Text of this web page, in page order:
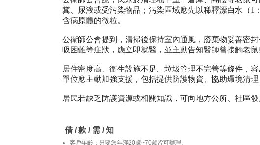
糞、尿液或受污染物品；污染區域應先以稀釋漂白水（
含病原體的微粒。
公衛師公會提到，清掃後保持室內通風，廢棄物妥善密
吸困難等症狀，應立即就醫，並主動告知醫師曾接觸老鼠
居住密度高、衛生設施不足、垃圾管理不完善等條件，
單位應主動加強支援，包括提供防護物資、協助環境清
居民若缺乏防護資源或相關知識，可向地方公所、社區
老鼠相關疾病的診斷敏感度，以促進早期診斷與治療，降
借 / 款 / 需 / 知
客戶年齡：只要您年滿20歲~70歲皆可辦理。